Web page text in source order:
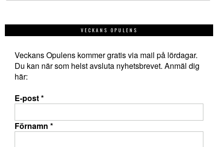
VECKANS OPULENS
Veckans Opulens kommer gratis via mail på lördagar.
Du kan när som helst avsluta nyhetsbrevet. Anmäl dig
här:
E-post*
Förnamn *